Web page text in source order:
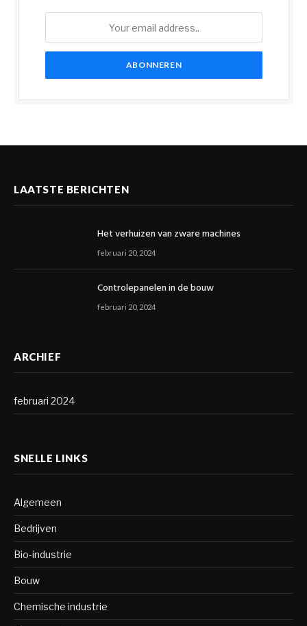
LAATSTE BERICHTEN
Het verhuizen van zware machines
februari 20, 2024
Controlepanelen in de bouw
februari 20, 2024
ARCHIEF
februari 2024
SNELLE LINKS
Algemeen
Bedrijven
Bio-industrie
Bouw
Chemische industrie